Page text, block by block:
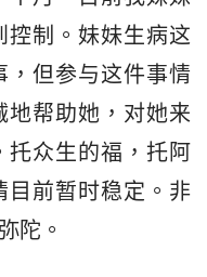
控制。妹妹生病这
，但参与这件事情
地帮助她，对她来
托众生的福，托阿
目前暂时稳定。非
陀。